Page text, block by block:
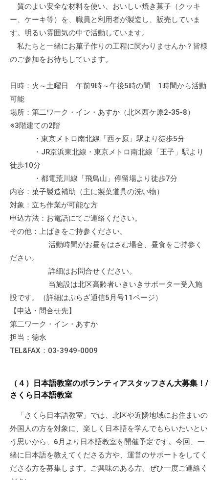
っ
い
す
。
場
所
1
1
階
で
。
質のよい安全な材料を使い、おいしい焼き菓子（クッキ
ー、ケーキ等）を、職員と利用者が製造し、販売していま
す。明るい雰囲気の中で活動しています。
私たちと一緒にお菓子作りの工程に関わりませんか？皆様
のご参加をお待ちしています。
日時：火～土曜日 午前9時～午後5時の間 1時間から活動
可能
場所：第二ワーク・イン・あすか（北区西ケ原2-35-8）
※3階建ての2階
・東京メトロ南北線「西ヶ原」駅より徒歩5分
・JR京浜東北線・東京メトロ南北線「王子」駅より
徒歩10分
・都電荒川線「飛鳥山」停留場より徒歩7分
内容：菓子製造補助（主に製菓道具の洗い物）
対象：立ち作業が可能な方
申込方法：お電話にてご連絡ください。
その他：上ばきをご持参ください。
活動時間がお昼をはさむ場合、昼食をご持参く
ださい。
詳細はお問合せください。
当施設は北区高齢者いきいきサポーター受入施
設です。（詳細はぷらざ通信5月号11ページ）
【申込・問合せ先】
第二ワーク・イン・あすか
担当：徳永
TEL&FAX：03-3949-0009
（４）日本語教室のボランティアスタッフさん大募集！/
さくら日本語教室
「さくら日本語教室」では、北区や近隣地域にお住まいの
外国人の方を対象に、楽しく日本語を学んでもらいたいとい
う思いから、6月より日本語教室を開催予定です。今回、一
緒に日本語を教えてくださる方や、運営のサポートをしてく
ださる方を募集します。ご興味のある方、ぜひ一度ご連絡く